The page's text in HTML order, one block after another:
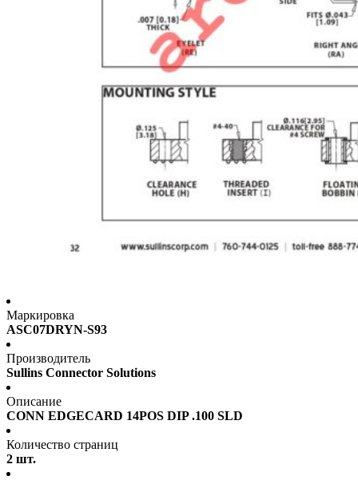
Маркировка
ASC07DRYN-S93
Производитель
Sullins Connector Solutions
Описание
CONN EDGECARD 14POS DIP .100 SLD
Количество страниц
2 шт.